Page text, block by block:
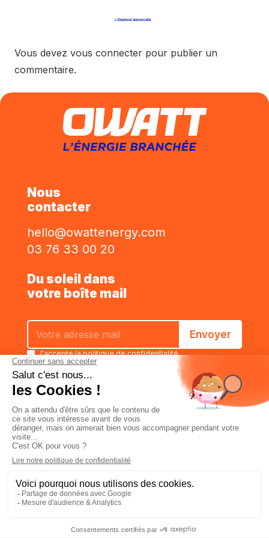
Vous devez vous connecter pour publier un
commentaire.
Nous
contacter
hello@owattenergy.com
03 76 33 00 20
Du soleil dans
votre boîte mail
J'accepte lapolitique de confidentialité
Estimer
Caractéristiques
Commander
Qui sommes-nous
Politique de confidentialité
Conditions générales de vente
Mentions légales